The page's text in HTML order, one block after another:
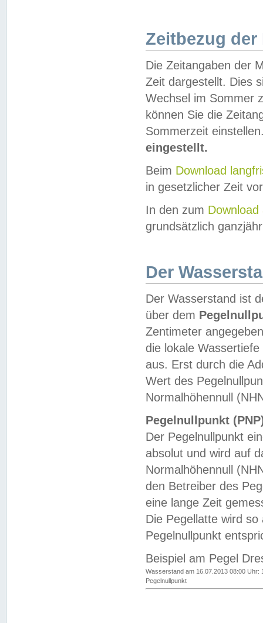
Zeitbezug der
Die Zeitangaben der
Zeit dargestellt. Dies
Wechsel im Sommer
können Sie die
Sommerzeit
eingestellt.
Beim Download
in gesetzlicher Zeit
In den zum Download
grundsätzlich
Der
Der Wasserstand ist
über dem
Zentimeter
die lokale
aus. Erst durch die
Wert des
Normalhöhennull
Pegelnullpunkt
Der Pegelnullpunkt
absolut und wird auf
Normalhöhennull
den Betreiber des
eine lange Zeit
Die Pegellatte wird
Pegelnullpunkt
Beispiel am Pegel
Wasserstand am 16.07.2013 08:00 Uhr:
Pegelnullpunkt